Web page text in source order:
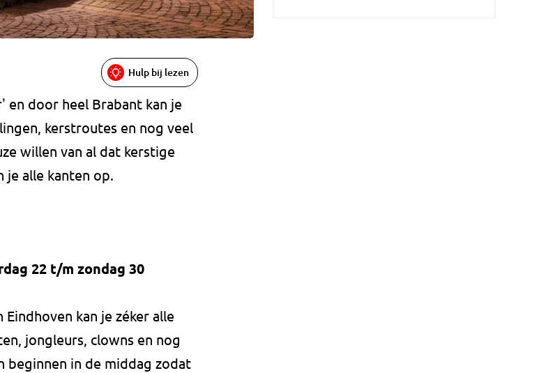
Hulp bij lezen
en door heel Brabant kan je
kerstroutes en nog veel
willen van al dat kerstige
je alle kanten op.
22 t/m zondag 30
kan je zéker alle
jongleurs, clowns en nog
beginnen in de middag zodat